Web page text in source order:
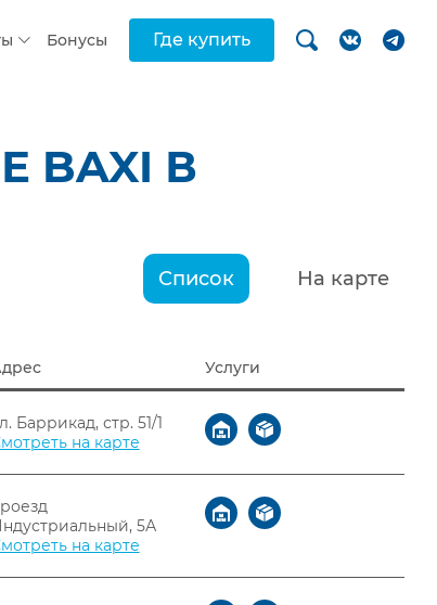
Бонусы Где купить
BAXI В
Список На карте
Услуги
Баррикад, стр. 51/1
на карте
5А
на карте